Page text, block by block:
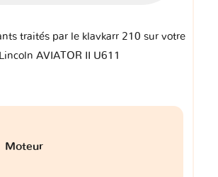
traités par le klavkarr 210 sur votre
Lincoln AVIATOR II U611
Moteur